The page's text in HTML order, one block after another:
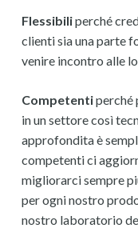
Flessibiliperché
clienti sia una parte
venire incontro alle
Competentiperché
in un settore così
approfondita è
competenti ci
migliorarci sempre
per ogni nostro
nostro laboratorio